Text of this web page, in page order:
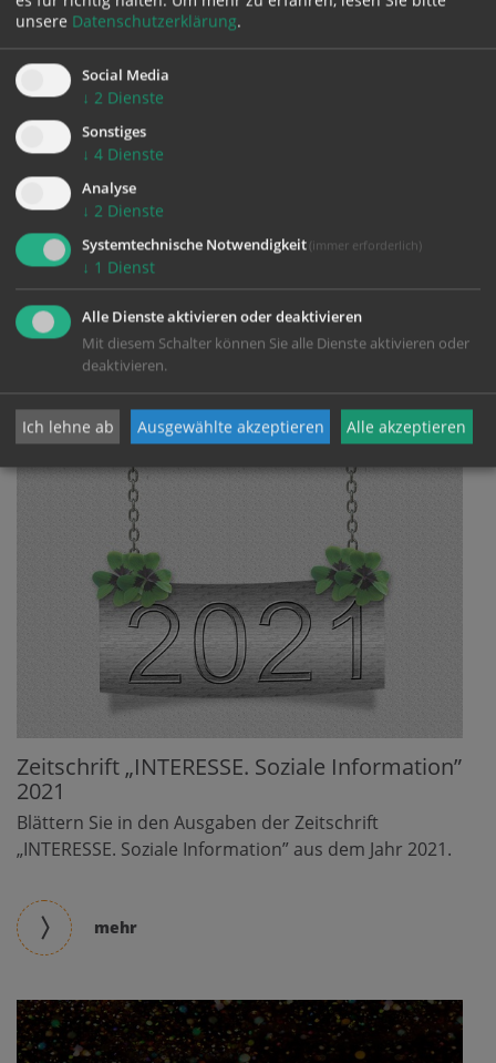
Zeitschrift „INTERESSE. Soziale Information”
2022
Blättern Sie in den Ausgaben der Zeitschrift
Zeitschrift „INTERESSE. Soziale Information”
2021
Blättern Sie in den Ausgaben der Zeitschrift
„INTERESSE. Soziale Information” aus dem Jahr 2021.
mehr
unsere Datenschutzerklärung.
Social Media
↓ 2 Dienste
Sonstiges
↓ 4 Dienste
Analyse
↓ 2 Dienste
Systemtechnische Notwendigkeit (immer erforderlich)
↓ 1 Dienst
Alle Dienste aktivieren oder deaktivieren
Mit diesem Schalter können Sie alle Dienste aktivieren oder
deaktivieren.
Ich lehne ab Ausgewählte akzeptieren Alle akzeptieren